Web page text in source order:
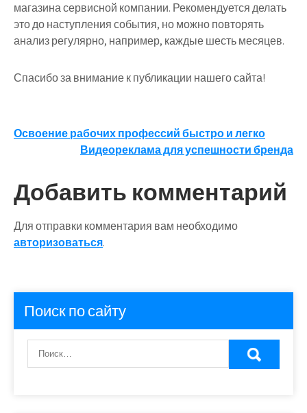
магазина сервисной компании. Рекомендуется делать
это до наступления события, но можно повторять
анализ регулярно, например, каждые шесть месяцев.
Спасибо за внимание к публикации нашего сайта!
Навигация
записям
Освоение рабочих профессий быстро и легко
Видеореклама для успешности бренда
Добавить комментарий
Для отправки комментария вам необходимо
авторизоваться.
Поиск по сайту